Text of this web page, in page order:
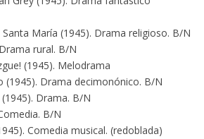
María (1945). Drama religioso. B/N
rural. B/N
(1945). Melodrama
(1945). Drama decimonónico. B/N
Drama. B/N
B/N
Comedia musical. (redoblada)